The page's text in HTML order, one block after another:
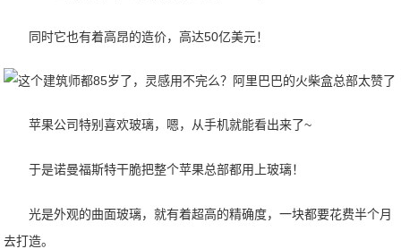
同时它也有着高昂的造价，高达50亿美元！
苹果公司特别喜欢玻璃，嗯，从手机就能看出来了~
于是诺曼福斯特干脆把整个苹果总部都用上玻璃！
光是外观的曲面玻璃，就有着超高的精确度，一块都要花费半个月
去打造。